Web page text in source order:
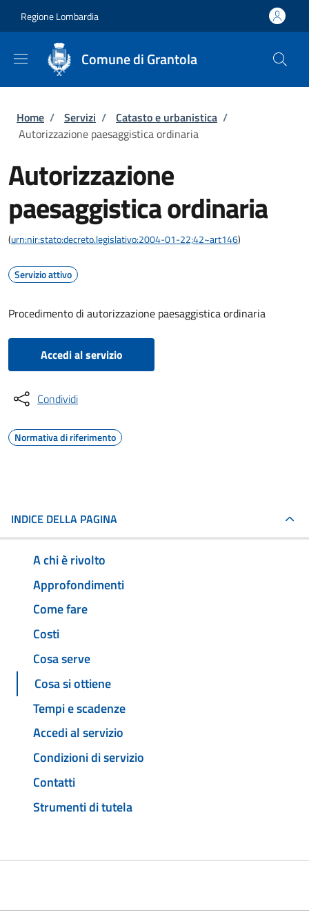
Regione Lombardia
Comune di Grantola
Briciole di pane
Home / Servizi / Catasto e urbanistica /
Autorizzazione paesaggistica ordinaria
Autorizzazione
paesaggistica ordinaria
(urn:nir:stato:decreto.legislativo:2004-01-22;42~art146)
Servizio attivo
Procedimento di autorizzazione paesaggistica ordinaria
Accedi al servizio
Condividi
Normativa di riferimento
INDICE DELLA PAGINA
A chi è rivolto
Approfondimenti
Come fare
Costi
Cosa serve
Cosa si ottiene
Tempi e scadenze
Accedi al servizio
Condizioni di servizio
Contatti
Strumenti di tutela